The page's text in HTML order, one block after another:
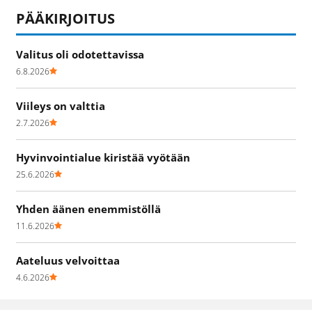
PÄÄKIRJOITUS
Valitus oli odotettavissa
6.8.2026
Viileys on valttia
2.7.2026
Hyvinvointialue kiristää vyötään
25.6.2026
Yhden äänen enemmistöllä
11.6.2026
Aateluus velvoittaa
4.6.2026